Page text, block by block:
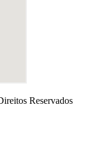
Reservados